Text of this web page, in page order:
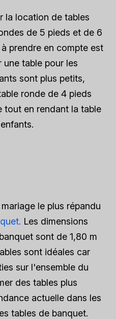
la location de tables
de 5 pieds et de 6
prendre en compte est
table pour les
sont plus petits,
ronde de 4 pieds
tout en rendant la table
le plus répandu
Les dimensions
sont de 1,80 m
sont idéales car
sur l'ensemble du
des tables plus
actuelle dans les
tables de banquet.